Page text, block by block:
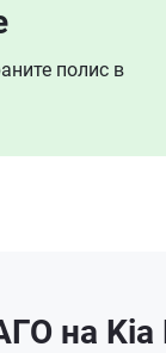
полис в
на Kia